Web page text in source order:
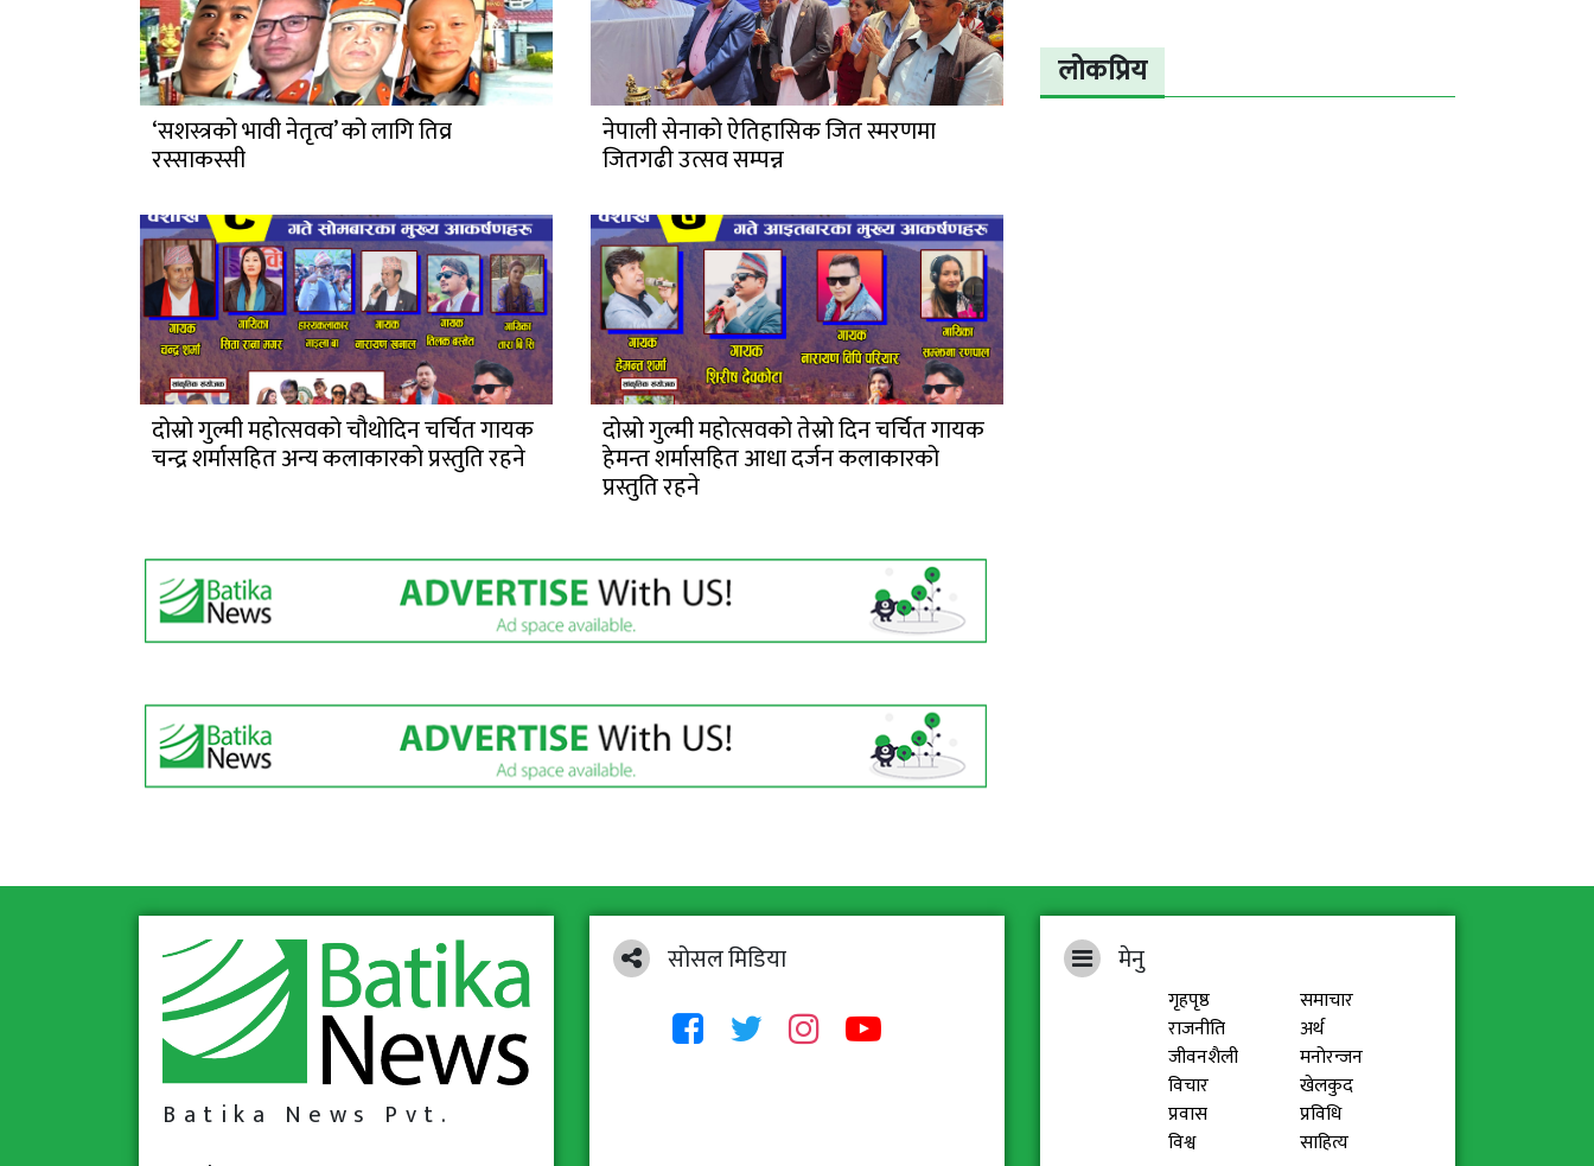
‘सशस्त्रको भावी नेतृत्व’ को लागि तिव्र
रस्साकस्सी
नेपाली सेनाको ऐतिहासिक जित स्मरणमा
जितगढी उत्सव सम्पन्न
दोस्रो गुल्मी महोत्सवको चौथोदिन चर्चित गायक
चन्द्र शर्मासहित अन्य कलाकारको प्रस्तुति रहने
दोस्रो गुल्मी महोत्सवको तेस्रो दिन चर्चित गायक
हेमन्त शर्मासहित आधा दर्जन कलाकारको
प्रस्तुति रहने
लोकप्रिय
Batika News Pvt.
सोसल मिडिया मेनु
गृहपृष्ठ
समाचार
राजनीति
अर्थ
जीवनशैली
मनोरन्जन
विचार
खेलकुद
प्रवास
प्रविधि
विश्व
साहित्य